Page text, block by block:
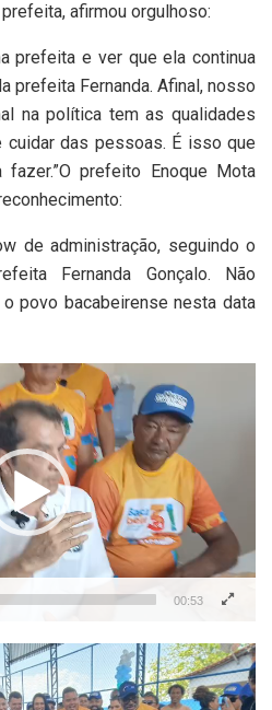
afirmou orgulhoso:
prefeita e ver que ela continua
prefeita Fernanda. Afinal, nosso
na política tem as qualidades
cuidar das pessoas. É isso que
prefeito Enoque Mota
de administração, seguindo o
Fernanda Gonçalo. Não
povo bacabeirense nesta data
00:53